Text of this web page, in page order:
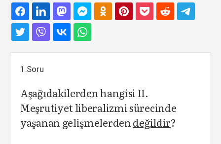
1.Soru
Aşağıdakilerden hangisi II.
Meşrutiyet liberalizmi sürecinde
yaşanan gelişmelerdendeğildir?